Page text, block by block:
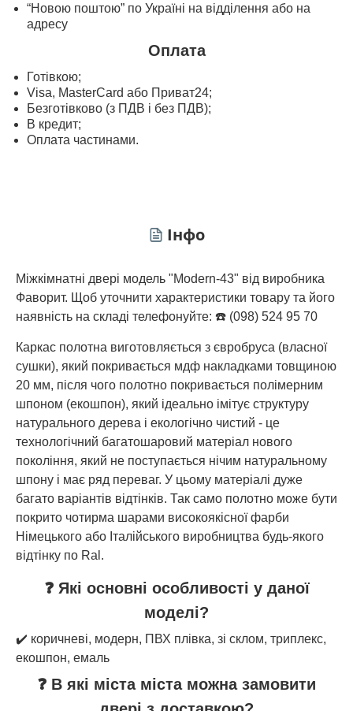
“Новою поштою” по Україні на відділення або на
адресу
Оплата
Готівкою;
Visa, MasterСard або Приват24;
Безготівково (з ПДВ і без ПДВ);
В кредит;
Оплата частинами.
Інфо
Міжкімнатні двері модель "Modern-43" від виробника
Фаворит. Щоб уточнити характеристики товару та його
наявність на складі телефонуйте: ☎️ (098) 524 95 70
Каркас полотна виготовляється з євробруса (власної
сушки), який покривається мдф накладками товщиною
20 мм, після чого полотно покривається полімерним
шпоном (екошпон), який ідеально імітує структуру
натурального дерева і екологічно чистий - це
технологічний багатошаровий матеріал нового
покоління, який не поступається нічим натуральному
шпону і має ряд переваг. У цьому матеріалі дуже
багато варіантів відтінків. Так само полотно може бути
покрито чотирма шарами високоякісної фарби
Німецького або Італійського виробництва будь-якого
відтінку по Ral.
❓ Які основні особливості у даної
моделі?
✔️ коричневі, модерн, ПВХ плівка, зі склом, триплекс,
екошпон, емаль
❓ В які міста міста можна замовити